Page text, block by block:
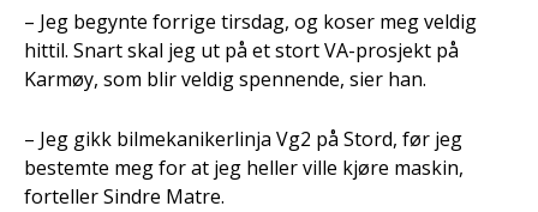
– Jeg begynte forrige tirsdag, og koser meg veldig
hittil. Snart skal jeg ut på et stort VA-prosjekt på
Karmøy, som blir veldig spennende, sier han.
– Jeg gikk bilmekanikerlinja Vg2 på Stord, før jeg
bestemte meg for at jeg heller ville kjøre maskin,
forteller Sindre Matre.